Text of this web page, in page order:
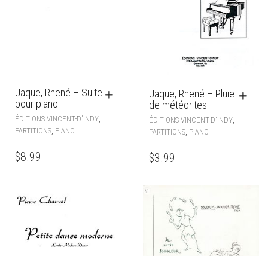
Jaque, Rhené – Suite
pour piano
ÉDITIONS VINCENT-D'INDY
PARTITIONS PIANO
$8.99
Jaque, Rhené – Pluie
de météorites
ÉDITIONS VINCENT-D'INDY,
PARTITIONS, PIANO
$3.99